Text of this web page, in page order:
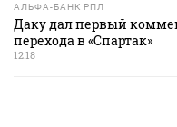
АЛЬФА-БАНК РПЛ
Даку дал первый
перехода в «Спартак»
12:18